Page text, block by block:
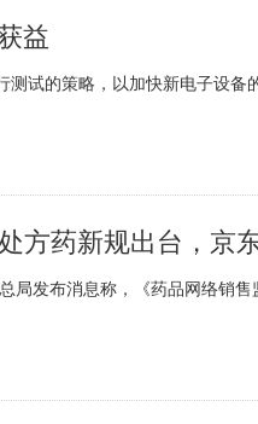
益
试的策略，以加快新电子设备
局发布消息称，《药品网络销售